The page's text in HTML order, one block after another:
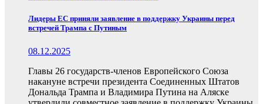
Лидеры ЕС приняли заявление в поддержку Украины перед
встречей Трампа с Путиным
08.12.2025
Главы 26 государств-членов Европейского Союза
накануне встречи президента Соединенных Штатов
Дональда Трампа и Владимира Путина на Аляске